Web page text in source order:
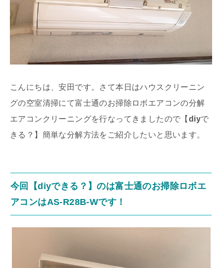
こんにちは、安田です。さて本日はハウスクリーニン
グの空室清掃にて富士通のお掃除ロボエアコンの分解
エアコンクリーニングを行なってきましたので【 diyで
きる？】簡単な分解方法をご紹介したいと思います。
今回【diyできる？】のは富士通のお掃除ロボエ
アコンはAS-R28B-Wです！